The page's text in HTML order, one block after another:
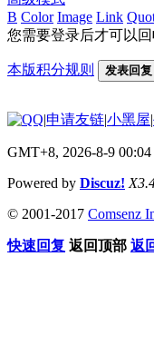
B Color Image Link
您需要登录后才可以
本版积分规则 发表回复
|申请友链|小黑屋|
GMT+8, 2026-8-9 00:04
Powered by Discuz!
© 2001-2017 Comsenz
快速回复 返回顶部 返